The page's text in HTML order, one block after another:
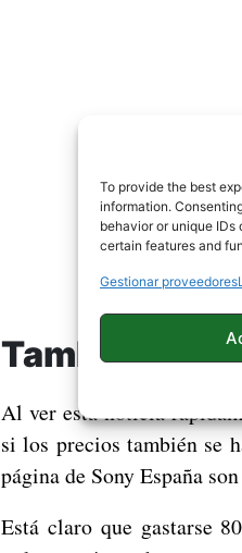
To provide the best
information.
behavior or unique
certain features and
Gestionar proveedores
También se
Al ver esta noticia
si los precios también se
página de Sony España
Está claro que gastarse